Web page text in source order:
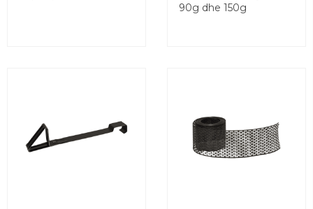
90g dhe 150g